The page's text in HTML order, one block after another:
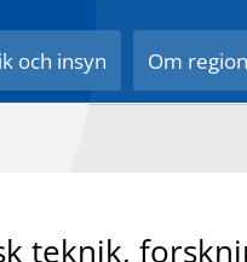
och insyn Om
teknik,